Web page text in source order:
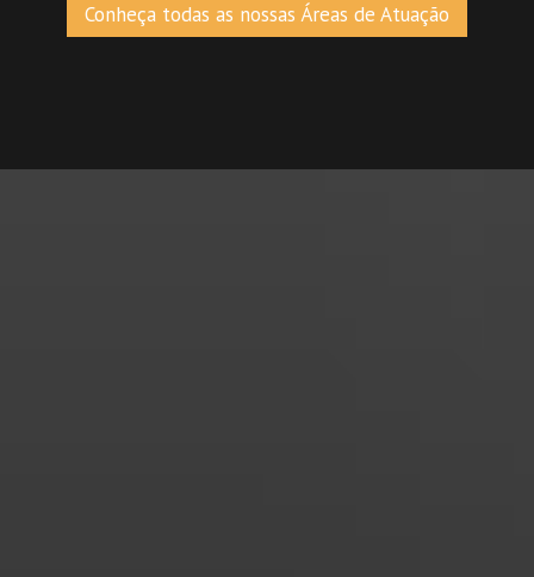
Conheça todas as nossas Áreas de Atuação